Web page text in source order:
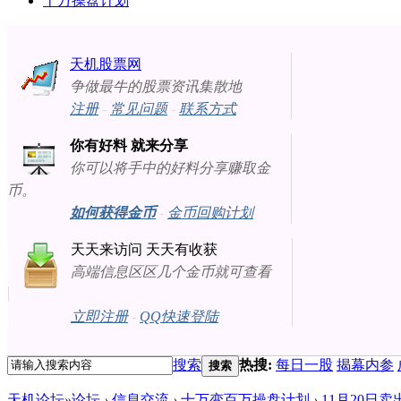
天机股票网
争做最牛的股票资讯集散地
注册- 常见问题- 联系方式
你有好料 就来分享
你可以将手中的好料分享赚取金
币。
如何获得金币- 金币回购计划
天天来访问 天天有收获
高端信息区区几个金币就可查看
立即注册- QQ快速登陆
搜索 搜索 热搜: 每日一股 揭幕内参